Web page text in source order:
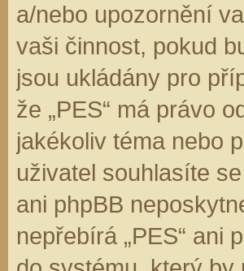
a/nebo upozornění
vaši činnost, pokud
jsou ukládány pro
že „PES“ má právo
jakékoliv téma nebo
uživatel souhlasíte
ani phpBB
nepřebírá „PES“ ani